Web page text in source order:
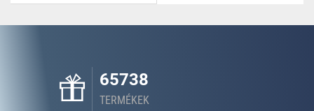
65738
TERMÉKEK